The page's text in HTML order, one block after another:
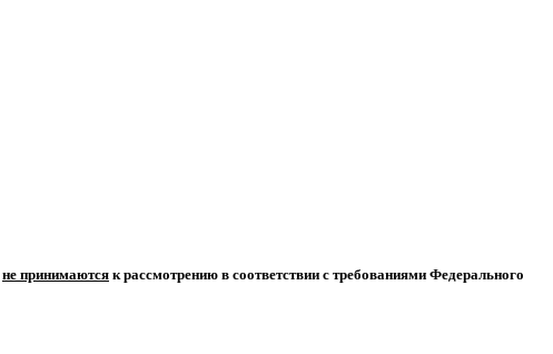
не принимаются к рассмотрению в соответствии с требованиями Федерального